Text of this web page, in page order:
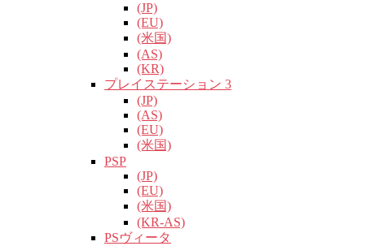
(JP)
(EU)
(米国)
(AS)
(KR)
プレイステーション 3
(JP)
(AS)
(EU)
(米国)
PSP
(JP)
(EU)
(米国)
(KR-AS)
PSヴィータ